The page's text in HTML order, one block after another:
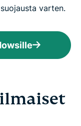
varten.
ilmaiset